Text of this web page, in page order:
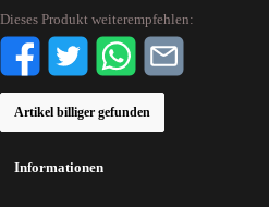
Dieses Produkt weiterempfehlen:
Artikel billiger gefunden
Informationen